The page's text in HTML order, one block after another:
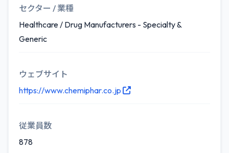
セクター / 業種
Healthcare / Drug Manufacturers - Specialty &
Generic
ウェブサイト
https://www.chemiphar.co.jp
従業員数
878